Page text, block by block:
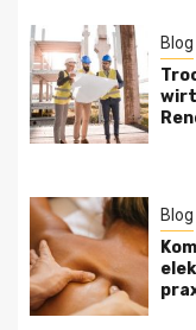
Blog
Blog